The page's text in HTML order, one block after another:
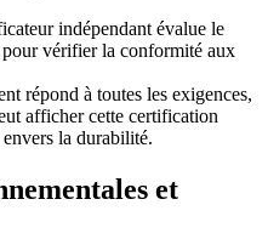
indépendant évalue le
pour vérifier la conformité aux
répond à toutes les exigences,
afficher cette certification
la durabilité.
et